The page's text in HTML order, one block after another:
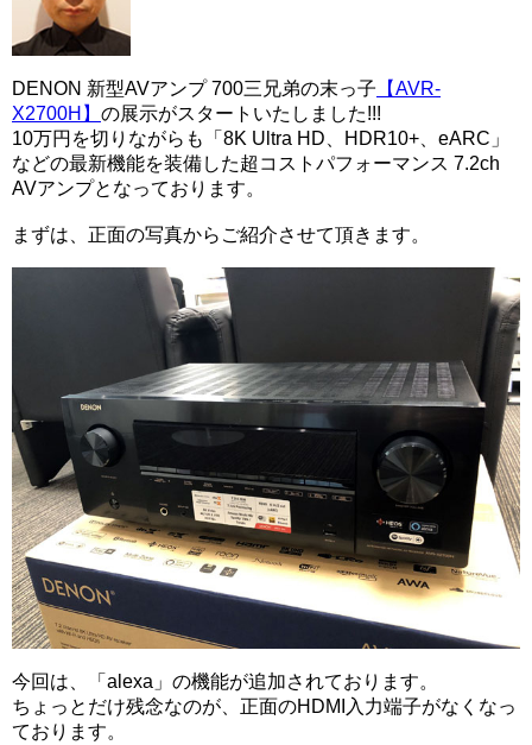
DENON 新型AVアンプ 700三兄弟の末っ子 【AVR-
X2700H】 の展示がスタートいたしました!!!
10万円を切りながらも「 8K Ultra HD、HDR10+、eARC 」
などの最新機能を装備した超コストパフォーマンス 7.2ch
AVアンプとなっております。
まずは、正面の写真からご紹介させて頂きます。
今回は、「alexa」の機能が追加されております。
ちょっとだけ残念なのが、正面のHDMI入力端子がなくなっ
ております。